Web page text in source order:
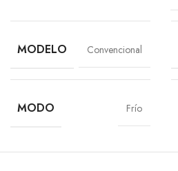
MODELO Convencional
MODO Frío